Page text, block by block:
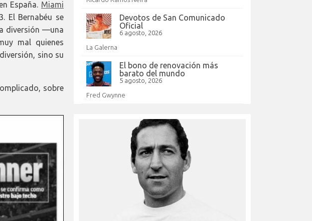
España. Miami
El Bernabéu se
diversión —una
mal quienes
sino su
sobre
Devotos de San Comunicado
Oficial
6 agosto, 2026
La Galerna
El bono de renovación más
barato del mundo
5 agosto, 2026
Fred Gwynne